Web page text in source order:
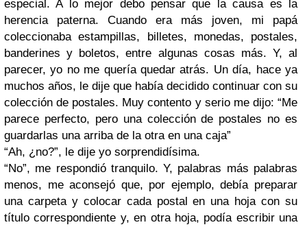
especial. A lo mejor debo pensar que la causa es la
herencia paterna. Cuando era más joven, mi papá
coleccionaba estampillas, billetes, monedas, postales,
banderines y boletos, entre algunas cosas más. Y, al
parecer, yo no me quería quedar atrás. Un día, hace ya
muchos años, le dije que había decidido continuar con su
colección de postales. Muy contento y serio me dijo: “Me
parece perfecto, pero una colección de postales no es
guardarlas una arriba de la otra en una caja”
“Ah, ¿no?”, le dije yo sorprendidísima.
“No”, me respondió tranquilo. Y, palabras más palabras
menos, me aconsejó que, por ejemplo, debía preparar
una carpeta y colocar cada postal en una hoja con su
título correspondiente y, en otra hoja, podía escribir una